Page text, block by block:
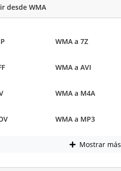
desde WMA
WMA a 7Z
WMA a AVI
WMA a M4A
WMA a MP3
Mostrar más